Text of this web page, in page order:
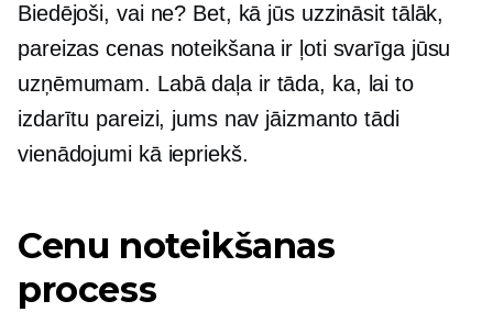
Biedējoši, vai ne? Bet, kā jūs uzzināsit tālāk,
pareizas cenas noteikšana ir ļoti svarīga jūsu
uzņēmumam. Labā daļa ir tāda, ka, lai to
izdarītu pareizi, jums nav jāizmanto tādi
vienādojumi kā iepriekš.
Cenu noteikšanas
process